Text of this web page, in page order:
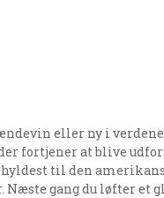
eller ny i
fortjener at blive
til den
gang du løfter et